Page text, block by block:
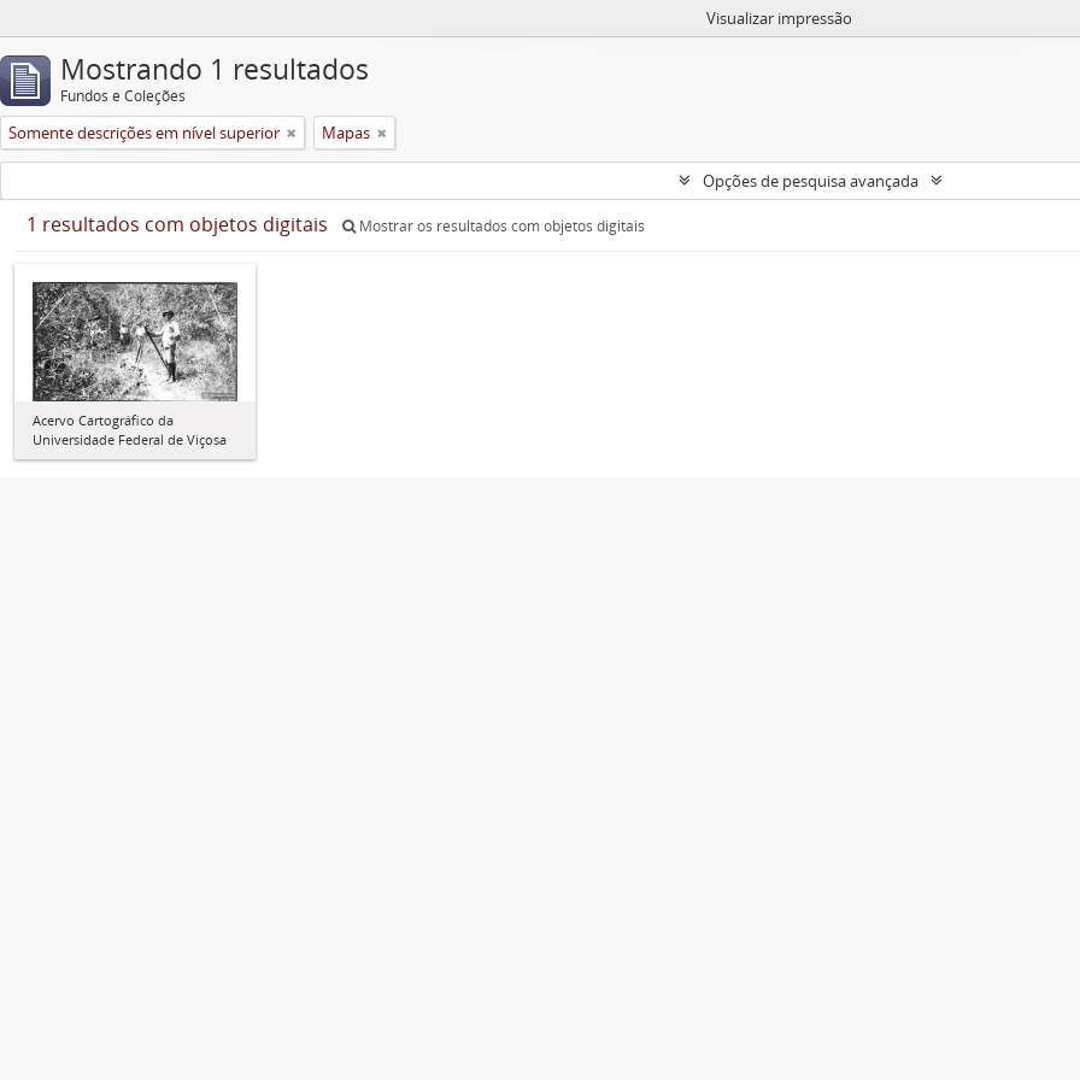
Visualizar impressão
Mostrando 1 resultados
Fundos e Coleções
Somente descrições em nível superior Mapas
Opções de pesquisa avançada
1 resultados com objetos digitais Mostrar os resultados com objetos digitais
Acervo Cartográfico da
Universidade Federal de Viçosa